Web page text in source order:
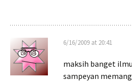
6/16/2009 at 20:41
maksih banget
sampeyan